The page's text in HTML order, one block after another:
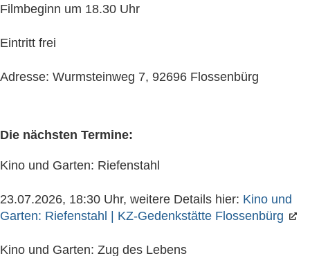
Filmbeginn um 18.30 Uhr
Eintritt frei
Adresse: Wurmsteinweg 7, 92696 Flossenbürg
Die nächsten Termine:
Kino und Garten: Riefenstahl
23.07.2026, 18:30 Uhr, weitere Details hier: Kino und
Garten: Riefenstahl | KZ-Gedenkstätte Flossenbürg
Kino und Garten: Zug des Lebens